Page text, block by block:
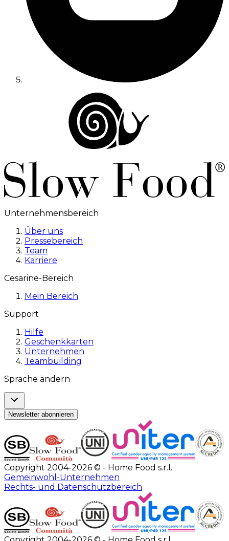
Unternehmensbereich
Über uns
Pressebereich
Team
Karriere
Cesarine-Bereich
Mein Bereich
Support
Hilfe
Geschenkkarten
Unternehmen
Teambuilding
Sprache ändern
Newsletter abonnieren
Copyright 2004-2026 © - Home Food s.r.l.
Gemeinwohl-Unternehmen
Rechts- und Datenschutzbereich